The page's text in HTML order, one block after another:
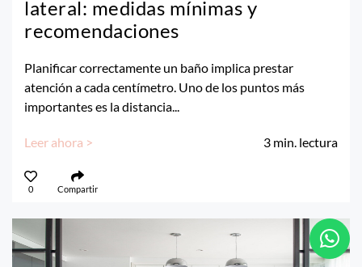
lateral: medidas mínimas y
recomendaciones
Planificar correctamente un baño implica prestar
atención a cada centímetro. Uno de los puntos más
importantes es la distancia...
Leer ahora > 3 min. lectura
0 Compartir